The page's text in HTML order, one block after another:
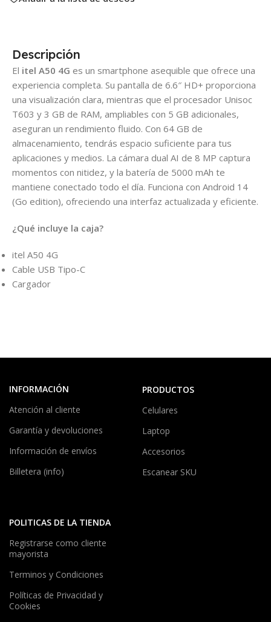
Descripción
El itel A50 4G es un smartphone asequible que ofrece una
experiencia completa. Su pantalla de 6.6″ HD+ proporciona
una visualización clara, mientras que el procesador Unisoc
T603 y 3 GB de RAM, ampliables con 5 GB adicionales,
aseguran un rendimiento fluido. Con 64 GB de
almacenamiento, tendrás espacio suficiente para tus
aplicaciones y medios. La cámara dual AI de 8 MP captura
momentos con nitidez, y la batería de 5000 mAh te
mantiene conectado todo el día. Funciona con Android 14
(Go edition), ofreciendo una interfaz actualizada y eficiente.
¿Qué incluye la caja?
itel A50 4G
Cable USB Tipo-C
Cargador
INFORMACIÓN
Atención al cliente
Garantía y devoluciones
Información de envíos
Billetera (info)
PRODUCTOS
Celulares
Laptop
Accesorios
Escanear SKU
POLITICAS DE LA TIENDA
Registrarse como cliente
mayorista
Terminos y Condiciones
Políticas de Privacidad y
Cookies